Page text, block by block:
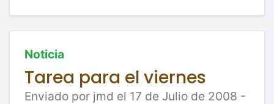
Noticia
Tarea para el viernes
Enviado por jmd el 17 de Julio de 2008 -